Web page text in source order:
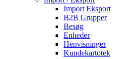
Import Eksport
B2B Grupper
Besøg
Enheder
Henvisninger
Kundekartotek